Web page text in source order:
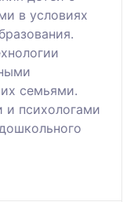
в условиях
семьями.
и психологами